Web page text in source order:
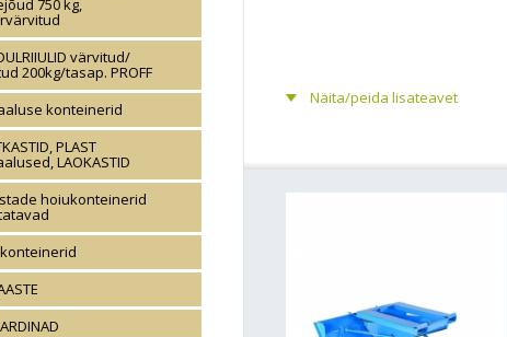
750 kg,
värvitud/
200kg/tasap. PROFF
konteinerid
PLAST
LAOKASTID
hoiukonteinerid
Näita/peida lisateavet